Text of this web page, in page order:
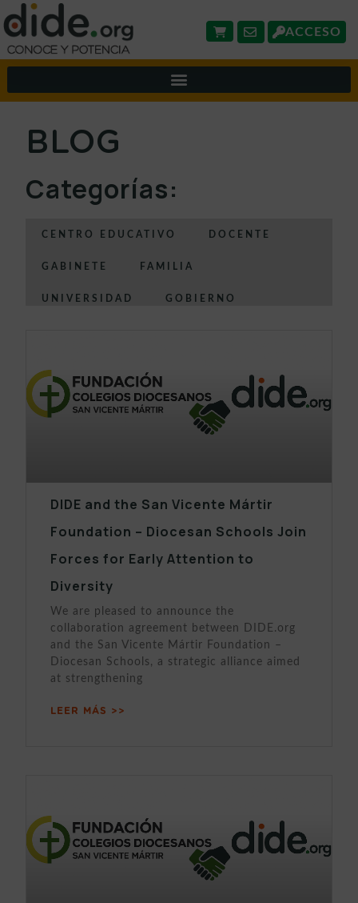
ACCESO
BLOG
Categorías:
CENTRO EDUCATIVO DOCENTE
GABINETE FAMILIA
UNIVERSIDAD GOBIERNO
DIDE and the San Vicente Mártir
Foundation – Diocesan Schools Join
Forces for Early Attention to
Diversity
We are pleased to announce the
collaboration agreement between DIDE.org
and the San Vicente Mártir Foundation –
Diocesan Schools, a strategic alliance aimed
at strengthening
LEER MÁS >>